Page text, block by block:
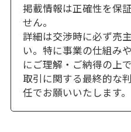
掲載情報は正確性を保
せん。
詳細は交渉時に必ず売
い。特に事業の仕組み
にご理解・ご納得の上
取引に関する最終的な
任でお願いいたします。